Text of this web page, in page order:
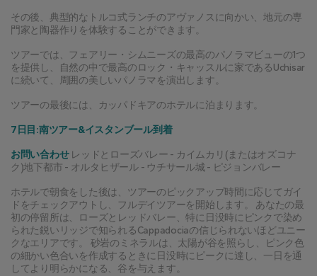
その後、典型的なトルコ式ランチのアヴァノスに向かい、地元の専
門家と陶器作りを体験することができます。
ツアーでは、フェアリー・シムニーズの最高のパノラマビューの1つ
を提供し、自然の中で最高のロック・キャッスルに家であるUchisar
に続いて、周囲の美しいパノラマを演出します。
ツアーの最後には、カッパドキアのホテルに泊まります。
7日目:南ツアー&イスタンブール到着
お問い合わせ レッドとローズバレー - カイムカリ(またはオズコナ
ク)地下都市 - オルタヒザール - ウチサール城 - ピジョンバレー
ホテルで朝食をした後は、ツアーのピックアップ時間に応じてガイ
ドをチェックアウトし、フルデイツアーを開始します。 あなたの最
初の停留所は、ローズとレッドバレー、特に日没時にピンクで染め
られた鋭いリッジで知られるCappadociaの信じられないほどユニー
クなエリアです。 砂岩のミネラルは、太陽が谷を照らし、ピンク色
の細かい色合いを作成するときに日没時にピークに達し、一日を通
してより明らかになる、谷を与えます。